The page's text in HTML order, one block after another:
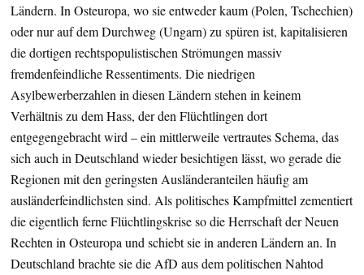
Ländern. In Osteuropa, wo sie entweder kaum (Polen, Tschechien)
oder nur auf dem Durchweg (Ungarn) zu spüren ist, kapitalisieren
die dortigen rechtspopulistischen Strömungen massiv
fremdenfeindliche Ressentiments. Die niedrigen
Asylbewerberzahlen in diesen Ländern stehen in keinem
Verhältnis zu dem Hass, der den Flüchtlingen dort
entgegengebracht wird – ein mittlerweile vertrautes Schema, das
sich auch in Deutschland wieder besichtigen lässt, wo gerade die
Regionen mit den geringsten Ausländeranteilen häufig am
ausländerfeindlichsten sind. Als politisches Kampfmittel zementiert
die eigentlich ferne Flüchtlingskrise so die Herrschaft der Neuen
Rechten in Osteuropa und schiebt sie in anderen Ländern an. In
Deutschland brachte sie die AfD aus dem politischen Nahtod